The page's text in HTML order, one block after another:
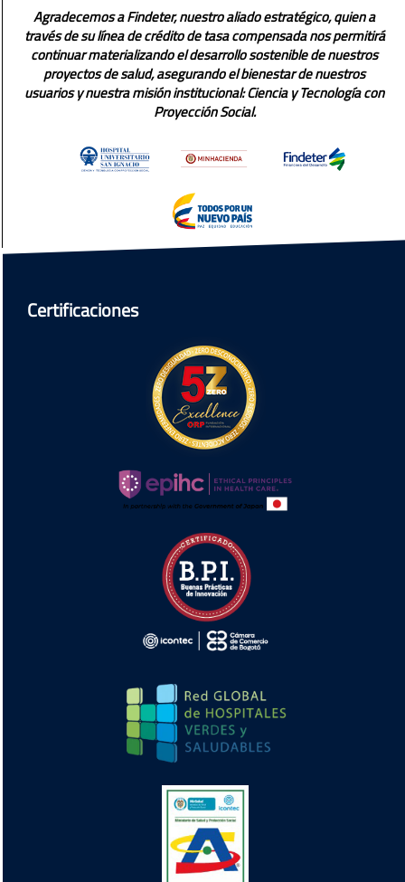
Agradecemos a Findeter, nuestro aliado estratégico, quien a
través de su línea de crédito de tasa compensada nos permitirá
continuar materializando el desarrollo sostenible de nuestros
proyectos de salud, asegurando el bienestar de nuestros
usuarios y nuestra misión institucional: Ciencia y Tecnología con
Proyección Social.
Certificaciones